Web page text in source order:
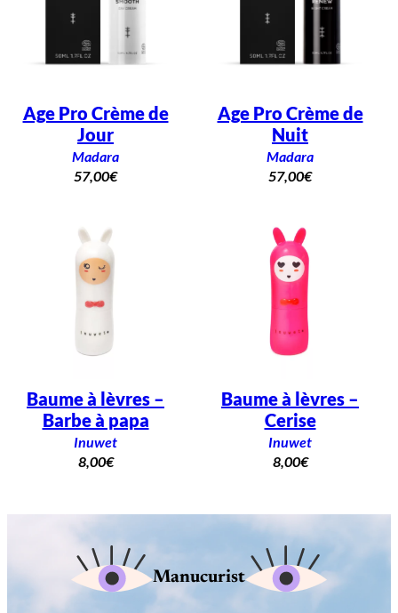
Age Pro Crème de
Jour
Madara
57,00€
Age Pro Crème de
Nuit
Madara
57,00€
Baume à lèvres –
Barbe à papa
Inuwet
8,00€
Baume à lèvres –
Cerise
Inuwet
8,00€
Manucurist